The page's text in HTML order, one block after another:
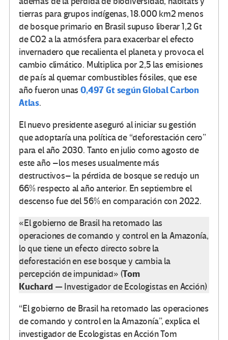
tierras para grupos indígenas, 18.000 km2 menos
de bosque primario en Brasil supuso liberar 1,2 Gt
de CO2 a la atmósfera para exacerbar el efecto
invernadero que recalienta el planeta y provoca el
cambio climático. Multiplica por 2,5 las emisiones
de país al quemar combustibles fósiles, que ese
año fueron unas0,497 Gt según Global Carbon
Atlas.
El nuevo presidente aseguró al iniciar su gestión
que adoptaría una política de “deforestación cero”
para el año 2030. Tanto en julio como agosto de
este año –los meses usualmente más
destructivos– la pérdida de bosque se redujo un
66% respecto al año anterior. En septiembre el
descenso fue del 56% en comparación con 2022.
«El gobierno de Brasil ha retomado las
operaciones de comando y control en la Amazonía,
lo que tiene un efecto directo sobre la
deforestación en ese bosque y cambia la
percepción de impunidad» (Tom
Kuchard— Investigador de Ecologistas en Acción)
“El gobierno de Brasil ha retomado las operaciones
de comando y control en la Amazonía”, explica el
investigador de Ecologistas en Acción Tom